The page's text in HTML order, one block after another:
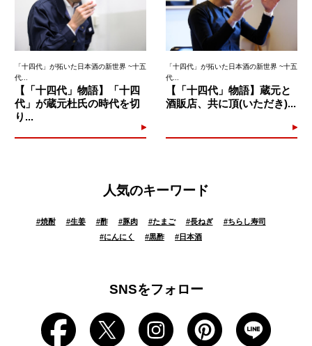
「十四代」が拓いた日本酒の新世界 ~十五
代...
【「十四代」物語】「十四
代」が蔵元杜氏の時代を切
り...
「十四代」が拓いた日本酒の新世界 ~十五
代...
【「十四代」物語】蔵元と
酒販店、共に頂(いただき)...
人気のキーワード
#焼酎 #生姜 #酢 #豚肉 #たまご #長ねぎ #ちらし寿司
#にんにく #黒酢 #日本酒
SNSをフォロー